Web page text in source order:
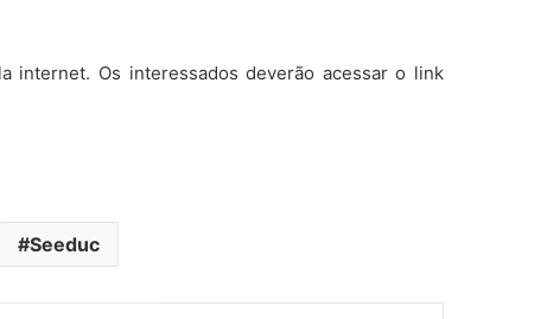
internet. Os interessados deverão acessar o link
Seeduc